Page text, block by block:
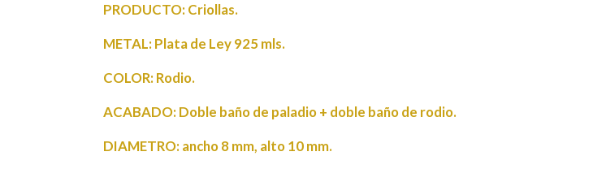
PRODUCTO: Criollas.
METAL: Plata de Ley 925 mls.
COLOR: Rodio.
ACABADO: Doble baño de paladio + doble baño de rodio.
DIAMETRO: ancho 8 mm, alto 10 mm.